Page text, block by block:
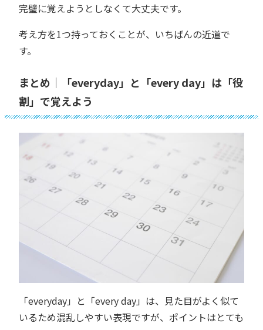
完璧に覚えようとしなくて大丈夫です。
考え方を1つ持っておくことが、いちばんの近道で
す。
まとめ｜「everyday」と「every day」は「役
割」で覚えよう
「everyday」と「every day」は、見た目がよく似て
いるため混乱しやすい表現ですが、ポイントはとても